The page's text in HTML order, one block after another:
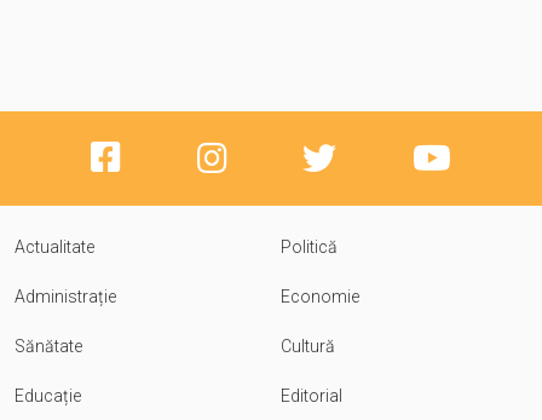
Actualitate Politică
Administrație Economie
Sănătate Cultură
Educație Editorial